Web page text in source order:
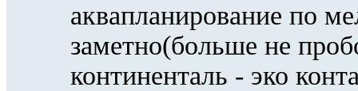
аквапланирование по
заметно(больше не
континенталь - эко